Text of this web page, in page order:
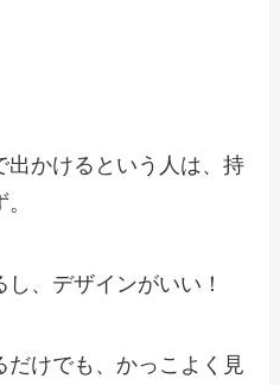
出かけるという人は、持
、デザインがいい！
けでも、かっこよく見